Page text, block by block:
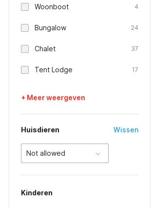
Woonboot 4
Bungalow 24
Chalet 37
Tent Lodge 17
+ Meer weergeven
Huisdieren Wissen
Not allowed
Kinderen